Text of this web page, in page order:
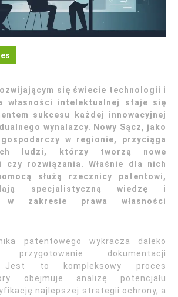
się świecie technologii i
własności intelektualnej staje się
sukcesu każdej innowacyjnej
wynalazcy. Nowy Sącz, jako
w regionie, przyciąga
ludzi, którzy tworzą nowe
czy rozwiązania. Właśnie dla nich
służą rzecznicy patentowi,
specjalistyczną wiedzę i
w zakresie prawa własności
patentowego wykracza daleko
dokumentacji
Jest to kompleksowy proces
obejmuje analizę potencjału
najlepszej strategii ochrony, a